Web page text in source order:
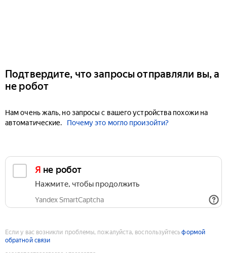
Подтвердите, что запросы отправляли вы, а
не робот
Нам очень жаль, но запросы с вашего устройства похожи на
автоматические.
Почему это могло произойти?
Я не робот
Нажмите, чтобы продолжить
Yandex SmartCaptcha
Если у вас возникли проблемы, пожалуйста, воспользуйтесьформой
обратной связи